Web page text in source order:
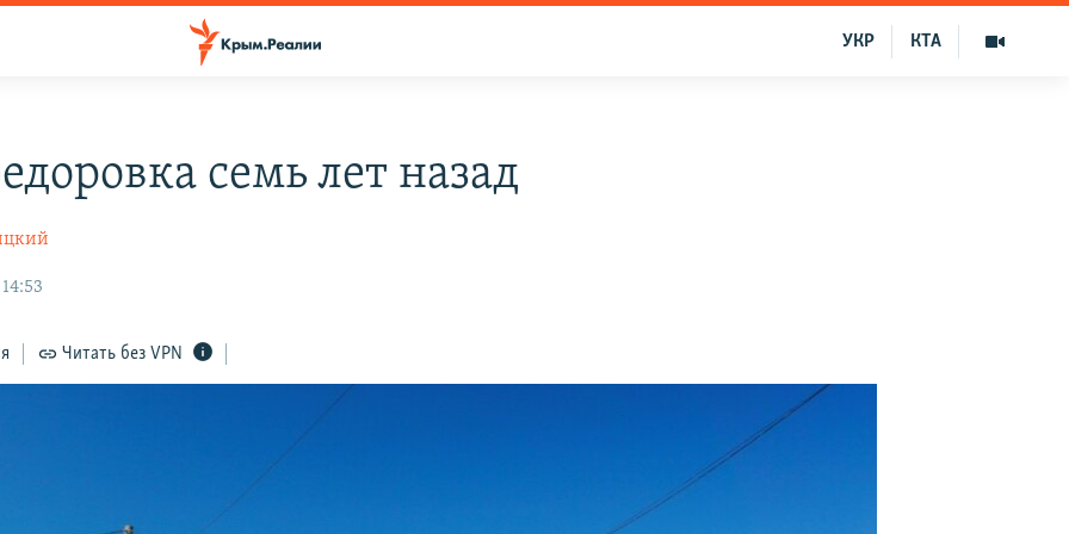
КТА
УКР
семь лет назад
Читать без VPN